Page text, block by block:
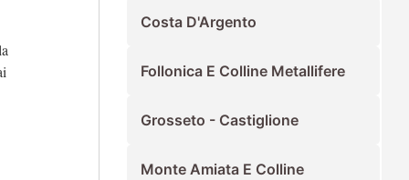
Costa D'Argento
Follonica E Colline Metallifere
Grosseto - Castiglione
Monte Amiata E Colline